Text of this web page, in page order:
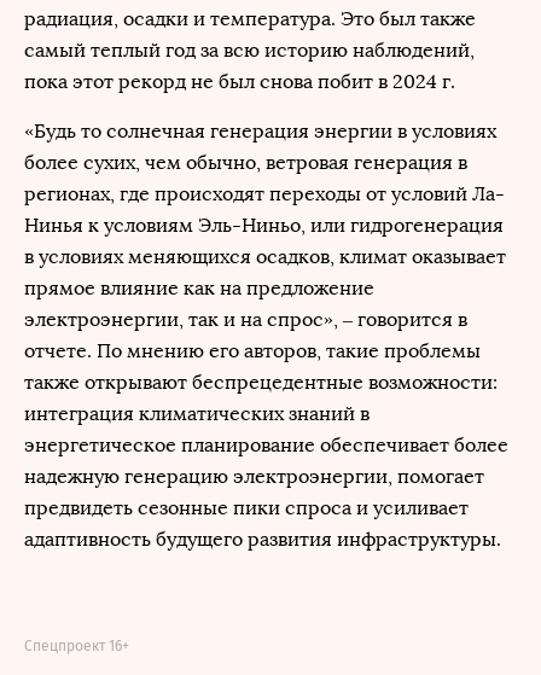
радиация, осадки и температура. Это был также
самый теплый год за всю историю наблюдений,
пока этот рекорд не был снова побит в 2024 г.
«Будь то солнечная генерация энергии в условиях
более сухих, чем обычно, ветровая генерация в
регионах, где происходят переходы от условий Ла-
Нинья к условиям Эль-Ниньо, или гидрогенерация
в условиях меняющихся осадков, климат оказывает
прямое влияние как на предложение
электроэнергии, так и на спрос», – говорится в
отчете. По мнению его авторов, такие проблемы
также открывают беспрецедентные возможности:
интеграция климатических знаний в
энергетическое планирование обеспечивает более
надежную генерацию электроэнергии, помогает
предвидеть сезонные пики спроса и усиливает
адаптивность будущего развития инфраструктуры.
Спецпроект 16+